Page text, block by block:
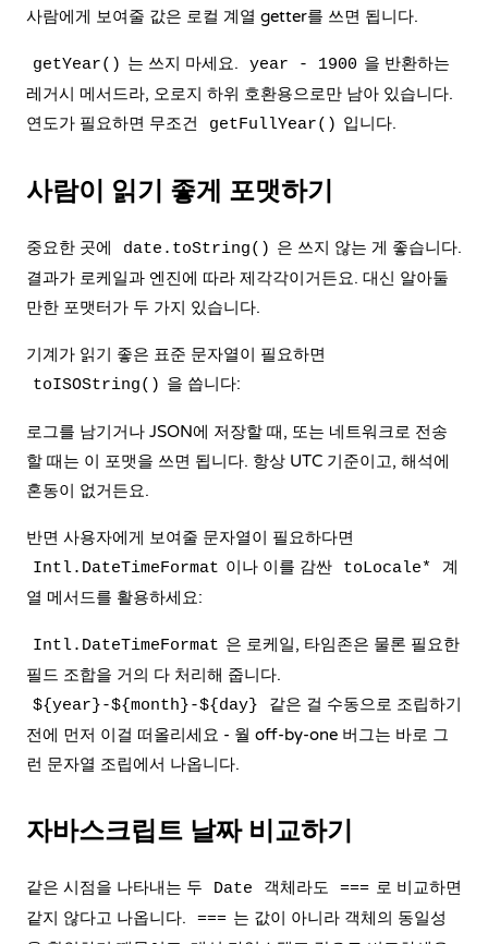
사람에게 보여줄 값은 로컬 계열 getter를 쓰면 됩니다.
getYear() 는 쓰지 마세요. year - 1900 을 반환하는
레거시 메서드라, 오로지 하위 호환용으로만 남아 있습니다.
연도가 필요하면 무조건
getFullYear() 입니다.
사람이 읽기 좋게 포맷하기
중요한 곳에 date.toString() 은 쓰지 않는 게 좋습니다.
결과가 로케일과 엔진에 따라 제각각이거든요. 대신 알아둘
만한 포맷터가 두 가지 있습니다.
기계가 읽기 좋은 표준 문자열이 필요하면
toISOString() 을 씁니다:
로그를 남기거나 JSON에 저장할 때, 또는 네트워크로 전송
할 때는 이 포맷을 쓰면 됩니다. 항상 UTC 기준이고, 해석에
혼동이 없거든요.
반면 사용자에게 보여줄 문자열이 필요하다면
Intl.DateTimeFormat 이나 이를 감싼 toLocale*
계
열 메서드를 활용하세요:
Intl.DateTimeFormat 은 로케일, 타임존은 물론 필요한
필드 조합을 거의 다 처리해 줍니다.
${year}-${month}-${day}
같은 걸 수동으로 조립하기
전에 먼저 이걸 떠올리세요 - 월 off-by-one 버그는 바로 그
런 문자열 조립에서 나옵니다.
자바스크립트 날짜 비교하기
같은 시점을 나타내는 두 Date 객체라도 === 로 비교하면
같지 않다고 나옵니다.
=== 는 값이 아니라 객체의 동일성